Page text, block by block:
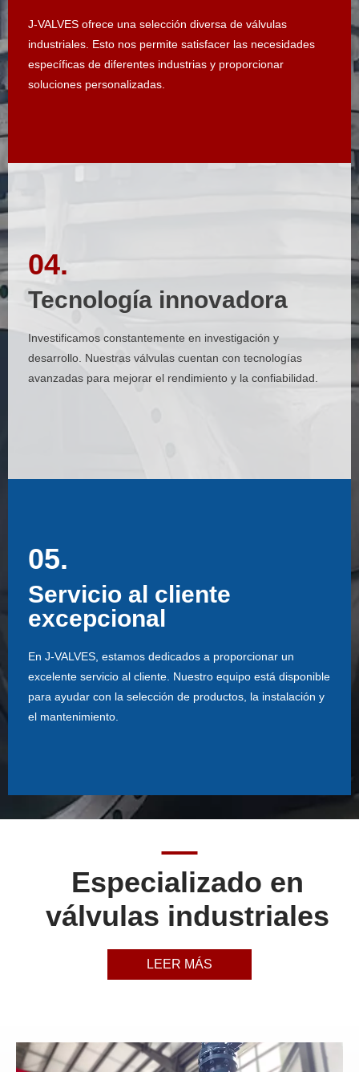
J-VALVES ofrece una selección diversa de válvulas
industriales. Esto nos permite satisfacer las necesidades
específicas de diferentes industrias y proporcionar
soluciones personalizadas.
J-VALVES ofrece una selección diversa de válvulas
industriales. Esto nos permite satisfacer las necesidades
específicas de diferentes industrias y proporcionar
04.
Tecnología innovadora
Investificamos constantemente en investigación y
desarrollo. Nuestras válvulas cuentan con tecnologías
avanzadas para mejorar el rendimiento y la confiabilidad.
Tecnología innovadora
Investificamos constantemente en investigación y
desarrollo. Nuestras válvulas cuentan con tecnologías
avanzadas para mejorar el rendimiento y la confiabilidad.
05.
Servicio al cliente
excepcional
En J-VALVES, estamos dedicados a proporcionar un
excelente servicio al cliente. Nuestro equipo está disponible
para ayudar con la selección de productos, la instalación y
el mantenimiento.
Servicio al cliente
En J-VALVES, estamos dedicados a proporcionar un
excelente servicio al cliente. Nuestro equipo está disponible
para ayudar con la selección de productos, la instalación y
Especializado en
válvulas industriales
LEER MÁS